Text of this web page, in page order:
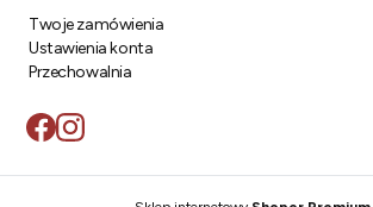
Twoje zamówienia
Ustawienia konta
Przechowalnia